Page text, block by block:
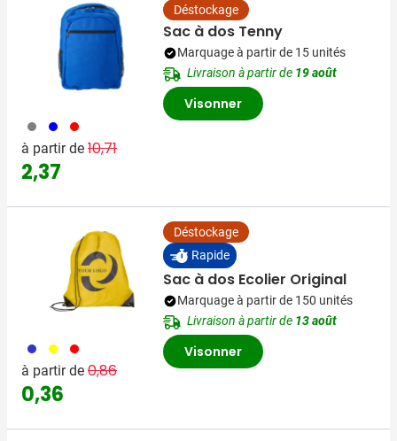
003 005 008
à partir de Prix normal
10,71
2,37
Déstockage
Sac à dos Tenny
Marquage à partir de 15 unités
Livraison à partir de 19 août
Visonner
023 006 008
à partir de Prix normal
0,86 Prix spécial
0,36
Déstockage
Rapide
Sac à dos Ecolier Original
Marquage à partir de 150 unités
Livraison à partir de 13 août
Visonner